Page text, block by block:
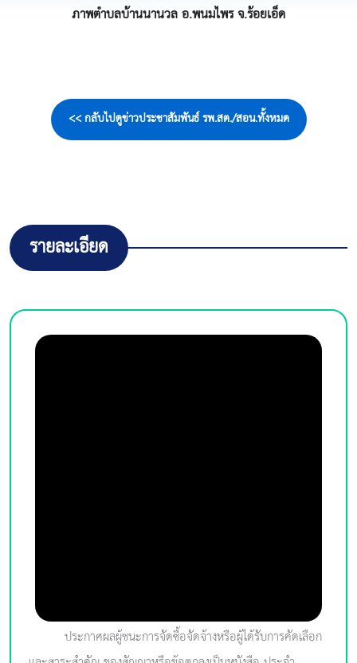
ภาพตำบลบ้านนานวล อ.พนมไพร จ.ร้อยเอ็ด
<< กลับไปดูข่าวประชาสัมพันธ์ รพ.สต./สอน.ทั้งหมด
รายละเอียด
ประกาศผลผู้ชนะการจัดซื้อจัดจ้างหรือผู้ได้รับการคัดเลือก